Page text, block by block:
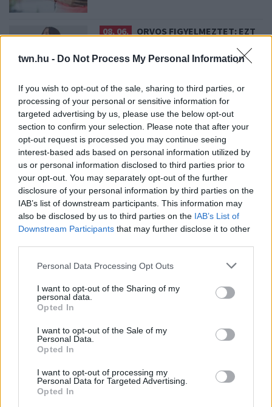
twn.hu - Do Not Process My Personal Information
If you wish to opt-out of the sale, sharing to third parties, or
processing of your personal or sensitive information for
targeted advertising by us, please use the below opt-out
section to confirm your selection. Please note that after your
opt-out request is processed you may continue seeing
interest-based ads based on personal information utilized by
us or personal information disclosed to third parties prior to
your opt-out. You may separately opt-out of the further
disclosure of your personal information by third parties on the
IAB’s list of downstream participants. This information may
also be disclosed by us to third parties on the IAB’s List of
Downstream Participants that may further disclose it to other
Please note that this website/app uses one or more Google
not limited to your visit or usage behaviour. You may click to
grant or deny consent to Google and its third-party tags to
use your data for below specified purposes in below Google
consent section.
Personal Data Processing Opt Outs
I want to opt-out of the Sharing of my
personal data.
Opted In
I want to opt-out of the Sale of my
Personal Data.
Opted In
I want to opt-out of processing my
Personal Data for Targeted Advertising.
Opted In
08. 06.
ORVOS FIGYELMEZTET: EZT
SÖPÖRD A SZŐNYEG ALÁ
08. 05.
EZÉRT PÁRÁSODIK BE
ÁLLANDÓAN AZ ABLAK – EGYSZERŰBB
A MEGOLDÁS, MINT GONDOLNÁD
Villámgyors megoldás
08. 04.
NEM ECETTEL ÉS NEM
SZÓDABIKARBÓNÁVAL: EZZEL LESZ
ÚJRA CSILLOGÓ A VÍZKÖVES CSAP
A legjobb trükk
RENDKÍVÜL MAGAS ÉRZELMI INTELLIGENCIÁRA UTALHAT
Te szoktad?
08. 02.
SOKAN ROSSZUL TÁROLJÁK A GYÓGYSZEREIKET –
Érdemes odafigyelni rá
08. 01.
EGYRE TÖBB FIATALNÁL JELENTKEZIK EZ A
VITAMINHIÁNY – ILYEN JELEKRE FIGYELJ
Erre figyelj!